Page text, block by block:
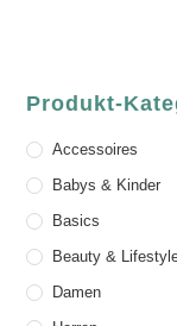
Produkt-
Accessoires
Babys & Kinder
Basics
Beauty &
Damen